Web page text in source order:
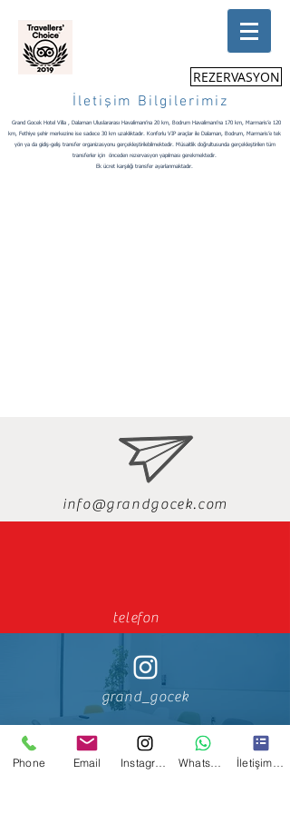
REZERVASYON
Grand Gocek Hotel Villa , Dalaman Uluslararası Havalimanı’na 20 km, Bodrum Havalimanı’na 170 km, Marmaris’e 120
km, Fethiye şehir merkezine ise sadece 30 km uzaklıktadır. Konforlu VIP araçlar ile Dalaman, Bodrum, Marmaris’e tek
yön ya da gidiş-geliş transfer organizasyonu gerçekleştirilebilmektedir. Müsaitlik doğrultusunda gerçekleştirilen tüm
transferler için önceden rezervasyon yapılması gerekmektedir.
Ek ücret karşılığı transfer ayarlanmaktadır.
İletişim Bilgilerimiz
info@grandgocek.com
telefon
grand_gocek
Phone Email